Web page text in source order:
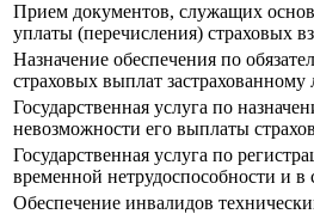
Прием документов, служащих
уплаты (перечисления) страховых
Назначение обеспечения по
страховых выплат
Государственная услуга по
невозможности его выплаты
Государственная услуга по
временной нетрудоспособности и в
Обеспечение инвалидов